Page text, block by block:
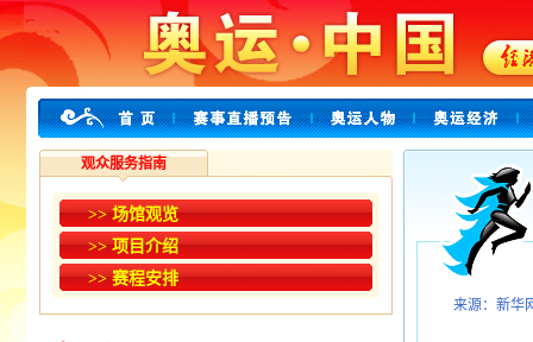
观众服务指南
>> 场馆观览
>> 项目介绍
>> 赛程安排
来源：新华